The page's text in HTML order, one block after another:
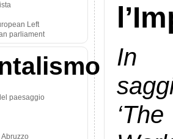
Left
parliament
paesaggio
In